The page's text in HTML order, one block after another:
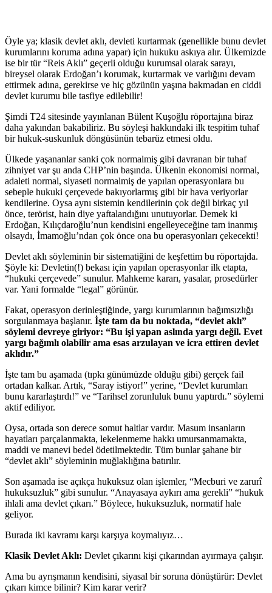
Öyle ya; klasik devlet aklı, devleti kurtarmak (genellikle bunu devlet
kurumlarını koruma adına yapar) için hukuku askıya alır. Ülkemizde
ise bir tür “Reis Aklı” geçerli olduğu kurumsal olarak sarayı,
bireysel olarak Erdoğan’ı korumak, kurtarmak ve varlığını devam
ettirmek adına, gerekirse ve hiç gözünün yaşına bakmadan en ciddi
devlet kurumu bile tasfiye edilebilir!
Şimdi T24 sitesinde yayınlanan Bülent Kuşoğlu röportajına biraz
daha yakından bakabiliriz. Bu söyleşi hakkındaki ilk tespitim tuhaf
bir hukuk-suskunluk döngüsünün tebarüz etmesi oldu.
Ülkede yaşananlar sanki çok normalmiş gibi davranan bir tuhaf
zihniyet var şu anda CHP’nin başında. Ülkenin ekonomisi normal,
adaleti normal, siyaseti normalmiş de yapılan operasyonlara bu
sebeple hukuki çerçevede bakıyorlarmış gibi bir hava veriyorlar
kendilerine. Oysa aynı sistemin kendilerinin çok değil birkaç yıl
önce, terörist, hain diye yaftalandığını unutuyorlar. Demek ki
Erdoğan, Kılıçdaroğlu’nun kendisini engelleyeceğine tam inanmış
olsaydı, İmamoğlu’ndan çok önce ona bu operasyonları çekecekti!
Devlet aklı söyleminin bir sistematiğini de keşfettim bu röportajda.
Şöyle ki: Devletin(!) bekası için yapılan operasyonlar ilk etapta,
“hukuki çerçevede” sunulur. Mahkeme kararı, yasalar, prosedürler
var. Yani formalde “legal” görünür.
Fakat, operasyon derinleştiğinde, yargı kurumlarının bağımsızlığı
sorgulanmaya başlanır. İşte tam da bu noktada, “devlet aklı”
söylemi devreye giriyor: “Bu işi yapan aslında yargı değil. Evet
yargı bağımlı olabilir ama esas arzulayan ve icra ettiren devlet
aklıdır.”
İşte tam bu aşamada (tıpkı günümüzde olduğu gibi) gerçek fail
ortadan kalkar. Artık, “Saray istiyor!” yerine, “Devlet kurumları
bunu kararlaştırdı!” ve “Tarihsel zorunluluk bunu yaptırdı.” söylemi
aktif ediliyor.
Oysa, ortada son derece somut haltlar vardır. Masum insanların
hayatları parçalanmakta, lekelenmeme hakkı umursanmamakta,
maddi ve manevi bedel ödetilmektedir. Tüm bunlar şahane bir
“devlet aklı” söyleminin muğlaklığına batırılır.
Son aşamada ise açıkça hukuksuz olan işlemler, “Mecburi ve zarurî
hukuksuzluk” gibi sunulur. “Anayasaya aykırı ama gerekli” “hukuk
ihlali ama devlet çıkarı.” Böylece, hukuksuzluk, normatif hale
geliyor.
Burada iki kavramı karşı karşıya koymalıyız…
Klasik Devlet Aklı: Devlet çıkarını kişi çıkarından ayırmaya çalışır.
Ama bu ayrışmanın kendisini, siyasal bir soruna dönüştürür: Devlet
çıkarı kimce bilinir? Kim karar verir?